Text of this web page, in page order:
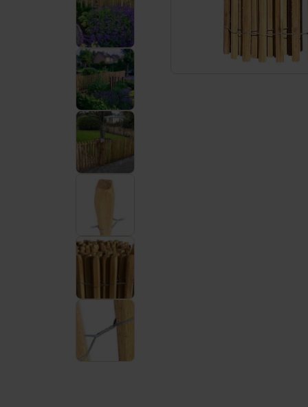
Service et contact